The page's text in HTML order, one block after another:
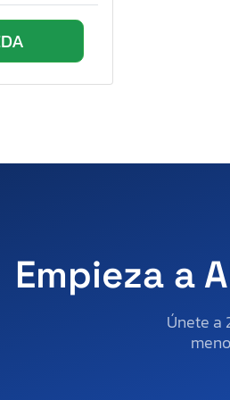
Empieza a
Únete a